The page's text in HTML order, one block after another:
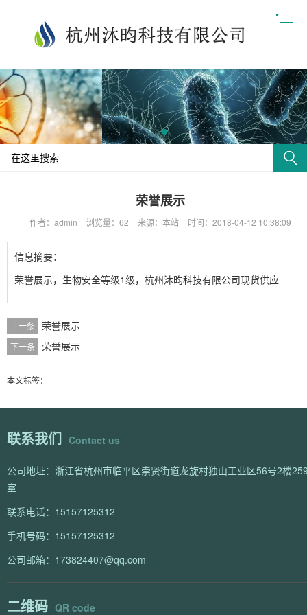
荣誉展示
作者：admin 浏览量：62 来源：本站 时间：2018-04-12 10:38:09
信息摘要：
荣誉展示，生物安全等级1级，杭州沐昀科技有限公司现货供应
上一条 荣誉展示
下一条 荣誉展示
本文标签：
联系我们 Contact us
公司地址：浙江省杭州市临平区崇贤街道龙旋村独山工业区56号2楼
室
联系电话：15157125312
手机号码：15157125312
公司邮箱：173824407@qq.com
二维码 QR code